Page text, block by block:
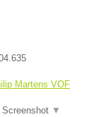
Martens VOF
Screenshot ▼